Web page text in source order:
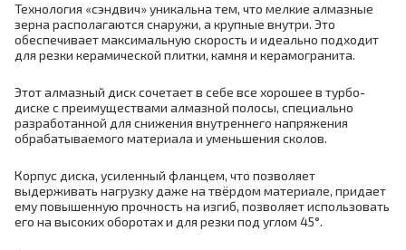
Технология «сэндвич» уникальна тем, что мелкие алмазные
зерна располагаются снаружи, а крупные внутри. Это
обеспечивает максимальную скорость и идеально подходит
для резки керамической плитки, камня и керамогранита.
Этот алмазный диск сочетает в себе все хорошее в турбо-
диске с преимуществами алмазной полосы, специально
разработанной для снижения внутреннего напряжения
обрабатываемого материала и уменьшения сколов.
Корпус диска, усиленный фланцем, что позволяет
выдерживать нагрузку даже на твёрдом материале, придает
ему повышенную прочность на изгиб, позволяет использовать
его на высоких оборотах и для резки под углом 45°.